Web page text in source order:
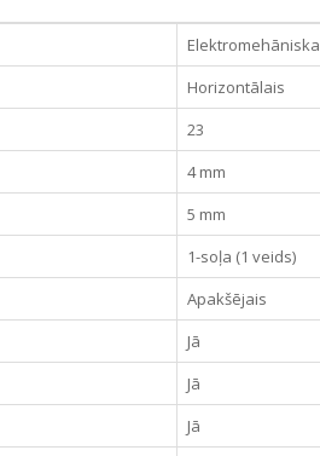
Elektromehāniska
Horizontālais
23
4 mm
5 mm
1-soļa (1 veids)
Apakšējais
Jā
Jā
Jā